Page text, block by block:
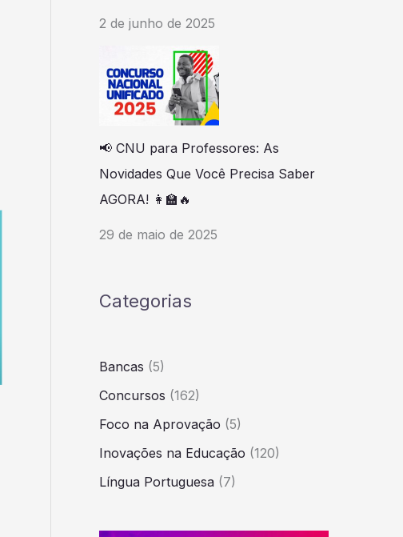
2 de junho de 2025
📢 CNU para Professores: As
Novidades Que Você Precisa Saber
AGORA! 👩‍🏫🔥
29 de maio de 2025
Categorias
Bancas (5)
Concursos (162)
Foco na Aprovação (5)
Inovações na Educação (120)
Língua Portuguesa (7)